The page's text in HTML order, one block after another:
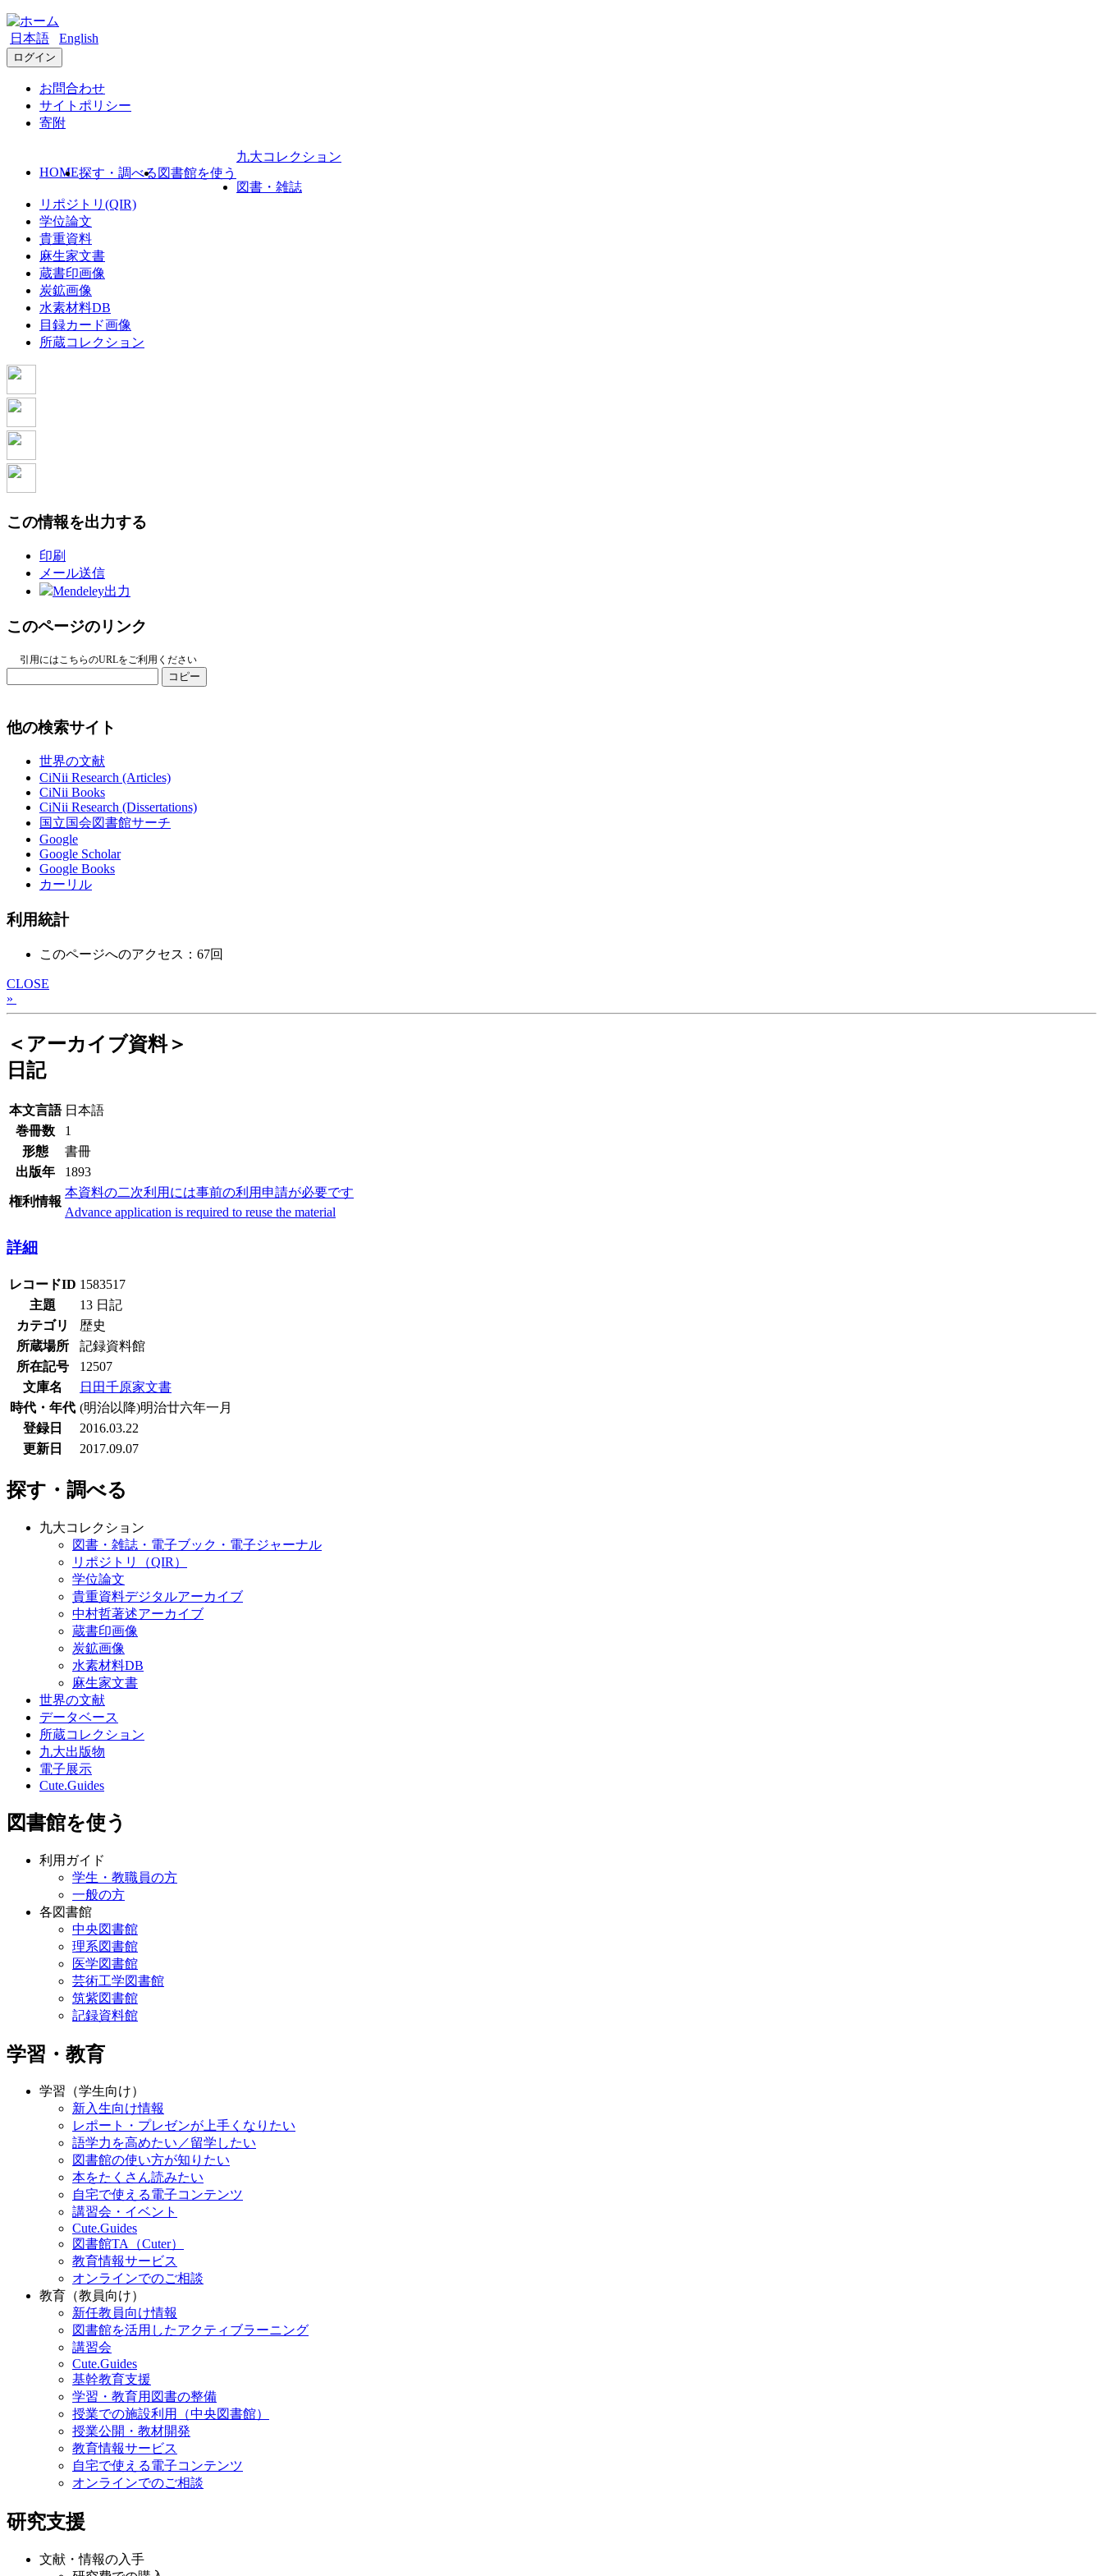
日本語 English
ログイン
お問合わせ
サイトポリシー
寄附
HOME探す・調べる 図書館を使う
九大コレクション
図書・雑誌
リポジトリ(QIR)
学位論文
貴重資料
麻生家文書
蔵書印画像
炭鉱画像
水素材料DB
目録カード画像
所蔵コレクション
この情報を出力する
印刷
メール送信
Mendeley出力
このページのリンク
引用にはこちらのURLをご利用ください
コピー
他の検索サイト
世界の文献
CiNii Research (Articles)
CiNii Books
CiNii Research (Dissertations)
国立国会図書館サーチ
Google
Google Scholar
Google Books
カーリル
利用統計
このページへのアクセス：67回
CLOSE
»
＜アーカイブ資料＞
日記
本文言語 日本語
巻冊数
1
形態
書冊
出版年
1893
権利情報
本資料の二次利用には事前の利用申請が必要です
Advance application is required to reuse the material
詳細
レコードID 1583517
主題
13 日記
カテゴリ
歴史
所蔵場所
記録資料館
所在記号
12507
文庫名
日田千原家文書
時代・年代 (明治以降)明治廿六年一月
登録日
2016.03.22
更新日
2017.09.07
探す・調べる
九大コレクション
図書・雑誌・電子ブック・電子ジャーナル
リポジトリ（QIR）
学位論文
貴重資料デジタルアーカイブ
中村哲著述アーカイブ
蔵書印画像
炭鉱画像
水素材料DB
麻生家文書
世界の文献
データベース
所蔵コレクション
九大出版物
電子展示
Cute.Guides
図書館を使う
利用ガイド
学生・教職員の方
一般の方
各図書館
中央図書館
理系図書館
医学図書館
芸術工学図書館
筑紫図書館
記録資料館
学習・教育
学習（学生向け）
新入生向け情報
レポート・プレゼンが上手くなりたい
語学力を高めたい／留学したい
図書館の使い方が知りたい
本をたくさん読みたい
自宅で使える電子コンテンツ
講習会・イベント
Cute.Guides
図書館TA（Cuter）
教育情報サービス
オンラインでのご相談
教育（教員向け）
新任教員向け情報
図書館を活用したアクティブラーニング
講習会
Cute.Guides
基幹教育支援
学習・教育用図書の整備
授業での施設利用（中央図書館）
授業公開・教材開発
教育情報サービス
自宅で使える電子コンテンツ
オンラインでのご相談
研究支援
文献・情報の入手